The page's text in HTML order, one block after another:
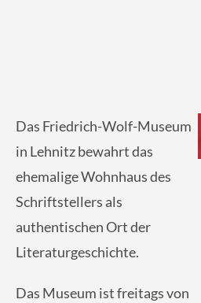
Das Friedrich-Wolf-Museum
in Lehnitz bewahrt das
ehemalige Wohnhaus des
Schriftstellers als
authentischen Ort der
Literaturgeschichte.
Das Museum ist freitags von